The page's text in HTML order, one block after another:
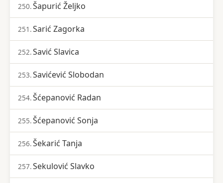
250.Šapurić Željko
251.Sarić Zagorka
252.Savić Slavica
253.Savićević Slobodan
254.Šćepanović Radan
255.Šćepanović Sonja
256.Šekarić Tanja
257.Sekulović Slavko